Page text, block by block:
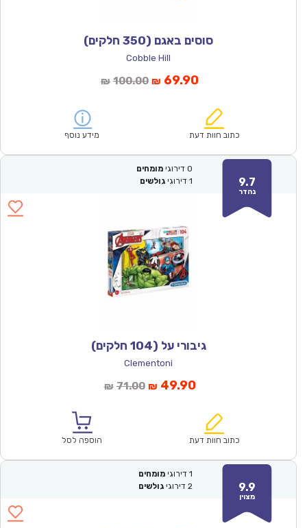
סוסים באגם (350 חלקים)
Cobble Hill
₪ 100.00המחיר
₪100.00.
₪ 69.90המחיר
הוא:
כתוב חוות דעת מידע נוסף
9.7
נהדר
0 דירוגי מומחים
1 דירוגי גולשים
גיבורי על (104 חלקים)
Clementoni
₪ 71.00המחיר
₪71.00.
₪ 49.90המחיר
הוא:
כתוב חוות דעת הוספה לסל
9.9
מצוין
1 דירוגי מומחים
2 דירוגי גולשים